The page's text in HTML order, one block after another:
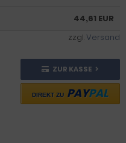
44,61 EUR
zzgl.Versand
ZUR KASSE
DIREKT ZU PAYPAL